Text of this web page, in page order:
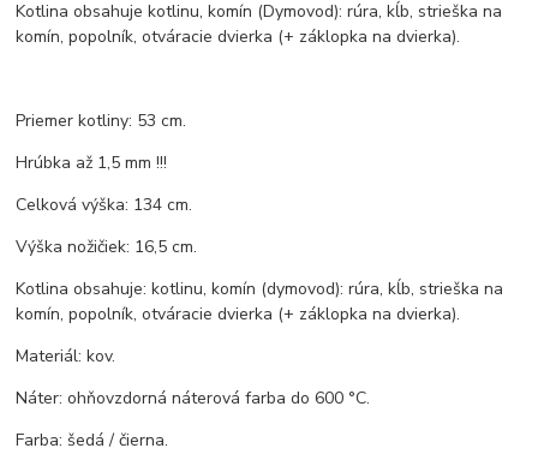
Kotlina obsahuje kotlinu, komín (Dymovod): rúra, kĺb, strieška na
komín, popolník, otváracie dvierka (+ záklopka na dvierka).
Priemer kotliny: 53 cm.
Hrúbka až 1,5 mm !!!
Celková výška: 134 cm.
Výška nožičiek: 16,5 cm.
Kotlina obsahuje: kotlinu, komín (dymovod): rúra, kĺb, strieška na
komín, popolník, otváracie dvierka (+ záklopka na dvierka).
Materiál: kov.
Náter: ohňovzdorná náterová farba do 600 °C.
Farba: šedá / čierna.